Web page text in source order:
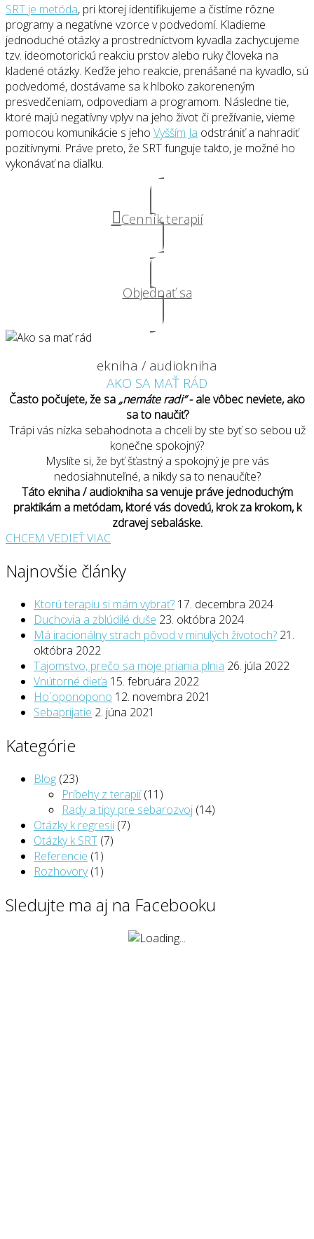
SRT je metóda, pri ktorej identifikujeme a čistíme rôzne
programy a negatívne vzorce v podvedomí. Kladieme
jednoduché otázky a prostredníctvom kyvadla zachycujeme
tzv. ideomotorickú reakciu prstov alebo ruky človeka na
kladené otázky. Keďže jeho reakcie, prenášané na kyvadlo, sú
podvedomé, dostávame sa k hlboko zakoreneným
presvedčeniam, odpovediam a programom. Následne tie,
ktoré majú negatívny vplyv na jeho život či prežívanie, vieme
pomocou komunikácie s jeho Vyšším Ja odstrániť a nahradiť
pozitívnymi. Práve preto, že SRT funguje takto, je možné ho
vykonávať na diaľku.
Cenník terapií
Objednať sa
ekniha / audiokniha
AKO SA MAŤ RÁD
Často počujete, že sa „nemáte radi“- ale vôbec neviete, ako
sa to naučiť?
Trápi vás nízka sebahodnota a chceli by ste byť so sebou už
konečne spokojný?
Myslíte si, že byť šťastný a spokojný je pre vás
nedosiahnuteľné, a nikdy sa to nenaučíte?
Táto ekniha / audiokniha sa venuje práve jednoduchým
praktikám a metódam, ktoré vás dovedú, krok za krokom, k
zdravej sebaláske.
CHCEM VEDIEŤ VIAC
Najnovšie články
Ktorú terapiu si mám vybrať? 17. decembra 2024
Duchovia a zblúdilé duše 23. októbra 2024
Má iracionálny strach pôvod v minulých životoch? 21.
októbra 2022
Tajomstvo, prečo sa moje priania plnia 26. júla 2022
Vnútorné dieťa 15. februára 2022
Ho´oponopono 12. novembra 2021
Sebaprijatie 2. júna 2021
Kategórie
Blog (23)
Príbehy z terapií(11)
Rady a tipy pre sebarozvoj (14)
Otázky k regresii (7)
Otázky k SRT (7)
Referencie (1)
Rozhovory(1)
Sledujte ma aj na Facebooku